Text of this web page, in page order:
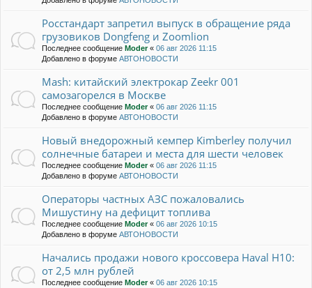
Росстандарт запретил выпуск в обращение ряда
грузовиков Dongfeng и Zoomlion
Последнее сообщение Moder« 06 авг 2026 11:15
Добавлено в форуме АВТОНОВОСТИ
Mash: китайский электрокар Zeekr 001
самозагорелся в Москве
Последнее сообщение Moder« 06 авг 2026 11:15
Добавлено в форуме АВТОНОВОСТИ
Новый внедорожный кемпер Kimberley получил
солнечные батареи и места для шести человек
Последнее сообщение Moder« 06 авг 2026 11:15
Добавлено в форуме АВТОНОВОСТИ
Операторы частных АЗС пожаловались
Мишустину на дефицит топлива
Последнее сообщение Moder« 06 авг 2026 10:15
Добавлено в форуме АВТОНОВОСТИ
Начались продажи нового кроссовера Haval H10:
от 2,5 млн рублей
Последнее сообщение Moder« 06 авг 2026 10:15